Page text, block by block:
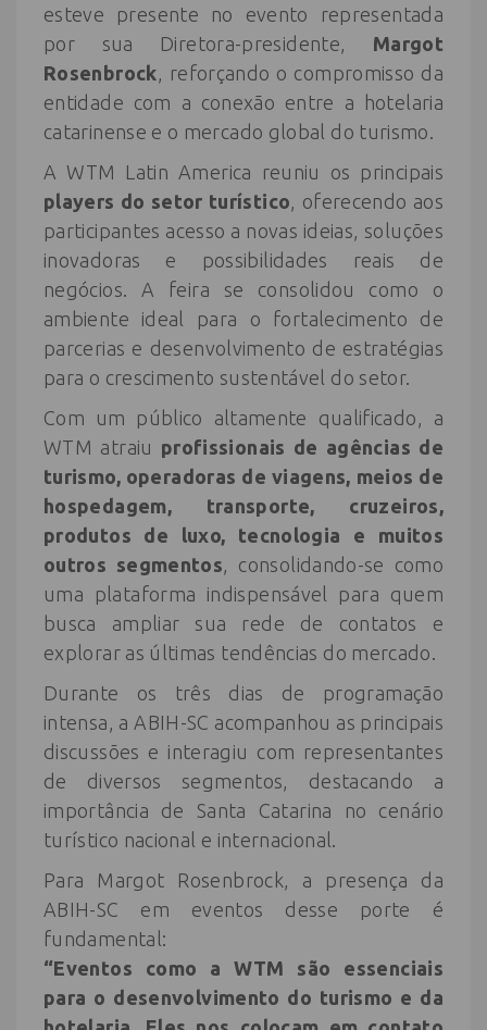
esteve presente no evento representada
por sua Diretora-presidente, Margot
Rosenbrock , reforçando o compromisso da
entidade com a conexão entre a hotelaria
catarinense e o mercado global do turismo.
A WTM Latin America reuniu os principais
players do setor turístico , oferecendo aos
participantes acesso a novas ideias, soluções
inovadoras e possibilidades reais de
negócios. A feira se consolidou como o
ambiente ideal para o fortalecimento de
parcerias e desenvolvimento de estratégias
para o crescimento sustentável do setor.
Com um público altamente qualificado, a
WTM atraiu profissionais de agências de
turismo, operadoras de viagens, meios de
hospedagem, transporte, cruzeiros,
produtos de luxo, tecnologia e muitos
outros segmentos , consolidando-se como
uma plataforma indispensável para quem
busca ampliar sua rede de contatos e
explorar as últimas tendências do mercado.
Durante os três dias de programação
intensa, a ABIH-SC acompanhou as principais
discussões e interagiu com representantes
de diversos segmentos, destacando a
importância de Santa Catarina no cenário
turístico nacional e internacional.
Para Margot Rosenbrock, a presença da
ABIH-SC em eventos desse porte é
fundamental:
“Eventos como a WTM são essenciais
para o desenvolvimento do turismo e da